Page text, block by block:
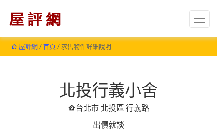
屋評網/首頁 / 求售物件詳細說明
北投行義小舍
台北市 北投區 行義路
出價就談